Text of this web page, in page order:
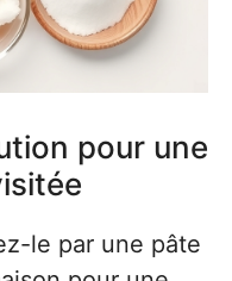
pour une
le par une pâte